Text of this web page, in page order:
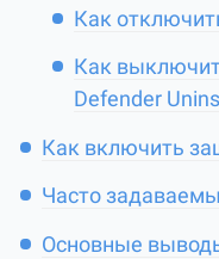
Как
Как
Defender
Как включить
Часто
Основные